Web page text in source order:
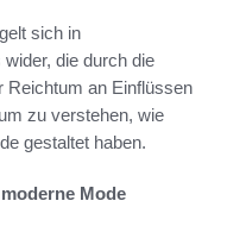
sich in
die durch die
Reichtum an Einflüssen
zu verstehen, wie
gestaltet haben.
Mode